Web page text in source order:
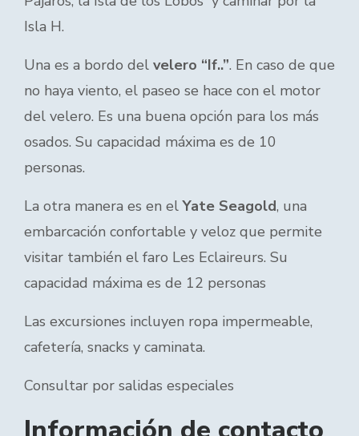
Isla H.
Una es a bordo del velero “If..”. En caso de que
no haya viento, el paseo se hace con el motor
del velero. Es una buena opción para los más
osados. Su capacidad máxima es de 10
personas.
La otra manera es en elYate Seagold, una
embarcación confortable y veloz que permite
visitar también el faro Les Eclaireurs. Su
capacidad máxima es de 12 personas
Las excursiones incluyen ropa impermeable,
cafetería, snacks y caminata.
Consultar por salidas especiales